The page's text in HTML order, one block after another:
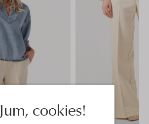
Jum, cookies!